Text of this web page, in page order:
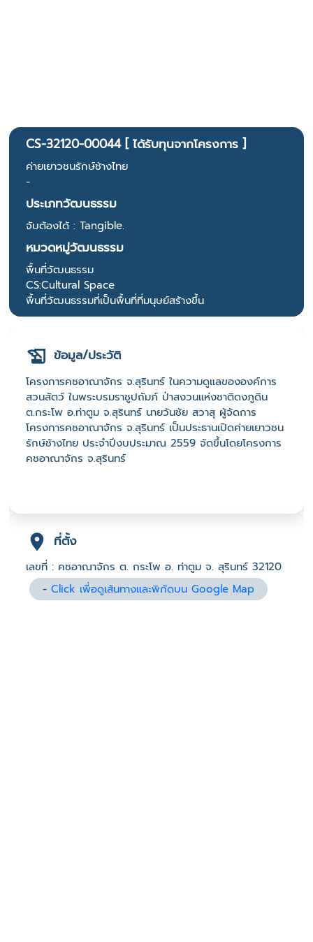
CS-32120-00044 [ ได้รับทุนจากโครงการ ]
ค่ายเยาวชนรักษ์ช้างไทย
-
ประเภทวัฒนธรรม
จับต้องได้ : Tangible.
หมวดหมู่วัฒนธรรม
พื้นที่วัฒนธรรม
CS:Cultural Space
พื้นที่วัฒนธรรมที่เป็นพื้นที่ที่มนุษย์สร้างขึ้น
ข้อมูล/ประวัติ
โครงการคชอาณาจักร จ.สุรินทร์ ในความดูแลขององค์การ
สวนสัตว์ ในพระบรมราชูปถัมภ์ ป่าสงวนแห่งชาติดงภูดิน
ต.กระโพ อ.ท่าตูม จ.สุรินทร์ นายวันชัย สวาสุ ผู้จัดการ
โครงการคชอาณาจักร จ.สุรินทร์ เป็นประธานเปิดค่ายเยาวชน
รักษ์ช้างไทย ประจำปีงบประมาณ 2559 จัดขึ้นโดยโครงการ
คชอาณาจักร จ.สุรินทร์
ที่ตั้ง
เลขที่ : คชอาณาจักร ต. กระโพ อ. ท่าตูม จ. สุรินทร์ 32120
-Click เพื่อดูเส้นทางและพิกัดบน Google Map